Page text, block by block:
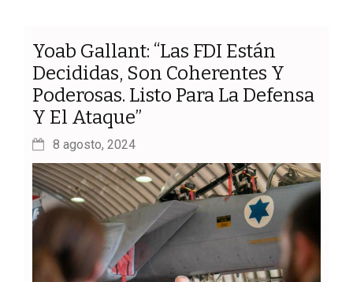
Yoab Gallant: “Las FDI Están
Decididas, Son Coherentes Y
Poderosas. Listo Para La Defensa
Y El Ataque”
8 agosto, 2024